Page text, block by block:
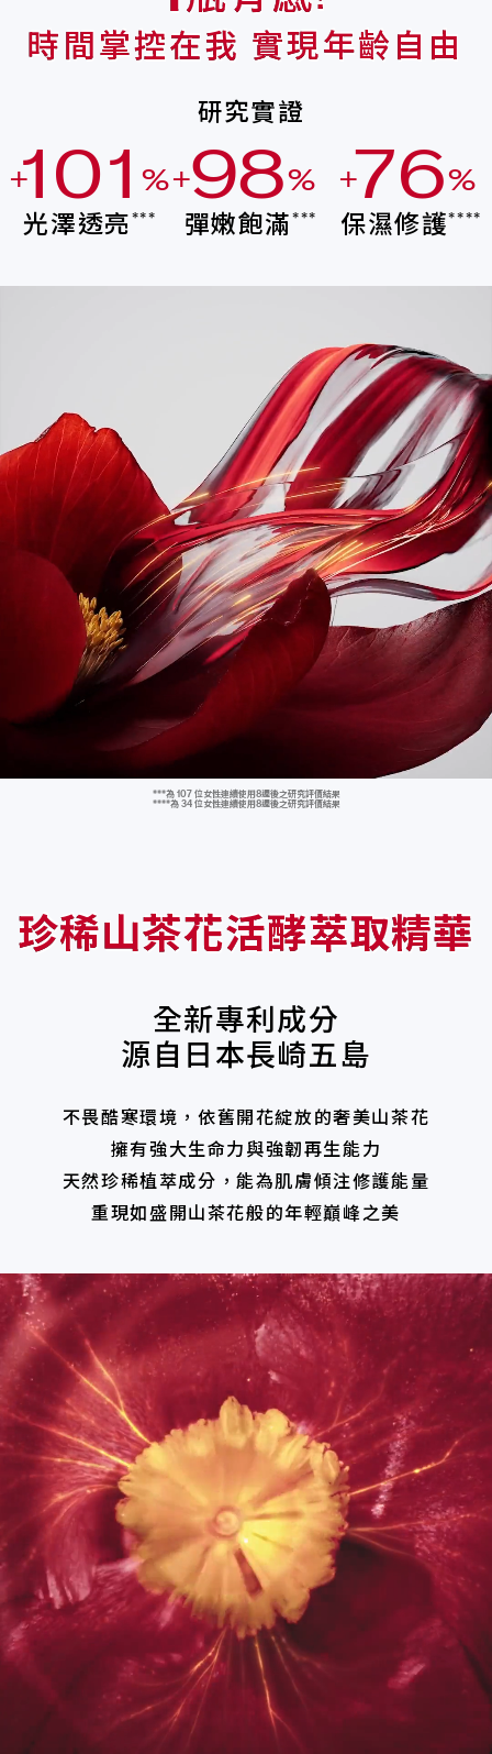
時間掌控在我 實現年齡自由
研究實證
+1
0
9
7
6
5
4
3
2
0
9
8
6
5
4
3
2
1
1
0
9
7
6
5
4
3
2
%
光澤透亮 ***
+9
8
7
5
4
3
2
1
0
8
7
6
5
4
3
2
1
0
9
%
彈嫩飽滿***
+7
6
5
4
3
2
1
0
9
8
6
5
4
3
2
1
0
9
8
7
%
保濕修護****
***為 107 位女性連續使用8週後之研究評價結果
****為 34 位女性連續使用8週後之研究評價結果
珍稀山茶花活酵萃取精華
全新專利成分
源自日本長崎五島
不畏酷寒環境，依舊開花綻放的奢美山茶花
擁有強大生命力與強韌再生能力
天然珍稀植萃成分，能為肌膚傾注修護能量
重現如盛開山茶花般的年輕巔峰之美